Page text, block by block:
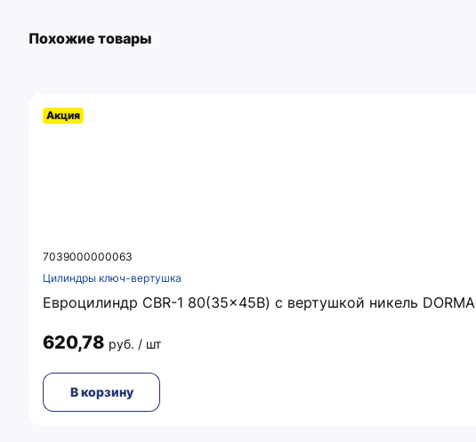
Похожие товары
7039000000063
Цилиндры ключ-вертушка
Акция
Евроцилиндр CBR-1 80(35x45В) с вертушкой никель DORMA
620,78 руб. / шт
В корзину